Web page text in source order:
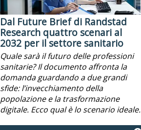
Dal Future Brief di Randstad
Research quattro scenari al
2032 per il settore sanitario
Quale sarà il futuro delle professioni
sanitarie? Il documento affronta la
domanda guardando a due grandi
sfide: l’invecchiamento della
popolazione e la trasformazione
digitale. Ecco qual è lo scenario ideale.